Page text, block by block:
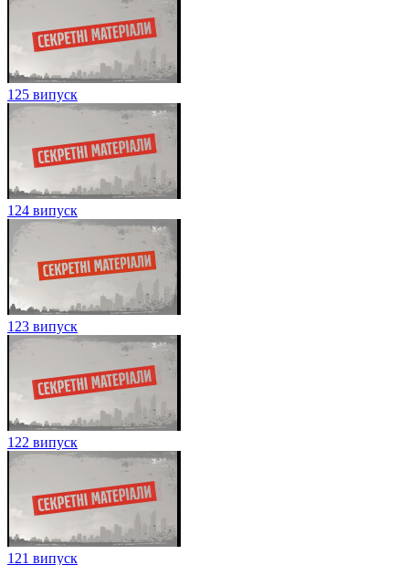
125 випуск
124 випуск
123 випуск
122 випуск
121 випуск